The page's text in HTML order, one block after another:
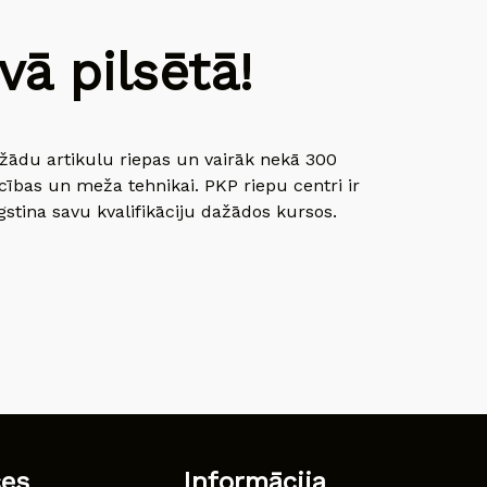
pilsētā!
artikulu riepas un vairāk nekā 300
un meža tehnikai. PKP riepu centri ir
savu kvalifikāciju dažādos kursos.